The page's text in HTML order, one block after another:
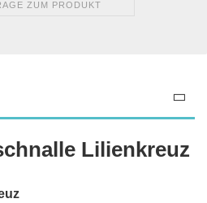
ZUM PRODUKT
Lilienkreuz